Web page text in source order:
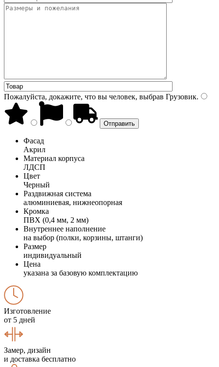
Пожалуйста, докажите, что вы человек, выбрав Грузовик.
Фасад
Акрил
Материал корпуса
ЛДСП
Цвет
Черный
Раздвижная система
алюминиевая, нижнеопорная
Кромка
ПВХ (0,4 мм, 2 мм)
Внутреннее наполнение
на выбор (полки, корзины, штанги)
Размер
индивидуальный
Цена
указана за базовую комплектацию
Изготовление
от 5 дней
Замер, дизайн
и доставка бесплатно